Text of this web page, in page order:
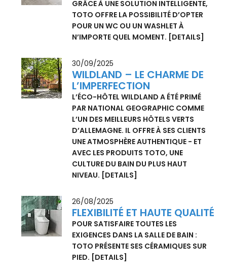
DES TECHNOLOGIES SANITAIRES
INTELLIGENTES. [DETAILS]
UPGRADE – DU WC AU
WASHLET
GRÂCE À UNE SOLUTION INTELLIGENTE,
TOTO OFFRE LA POSSIBILITÉ D’OPTER
POUR UN WC OU UN WASHLET À
N’IMPORTE QUEL MOMENT.[DETAILS]
30/09/2025
WILDLAND – LE CHARME DE
L’IMPERFECTION
L’ÉCO-HÔTEL WILDLAND A ÉTÉ PRIMÉ
L’UN DES MEILLEURS HÔTELS VERTS
D’ALLEMAGNE. IL OFFRE À SES CLIENTS
UNE ATMOSPHÈRE AUTHENTIQUE - ET
AVEC LES PRODUITS TOTO, UNE
CULTURE DU BAIN DU PLUS HAUT
NIVEAU.[DETAILS]